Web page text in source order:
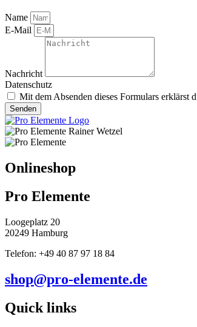
Name
E-Mail
Nachricht
Datenschutz
Mit dem Absenden dieses Formulars erklärst
Senden
Onlineshop
Pro Elemente
Loogeplatz 20
20249 Hamburg
Telefon: +49 40 87 97 18 84
shop@pro-elemente.de
Quick links